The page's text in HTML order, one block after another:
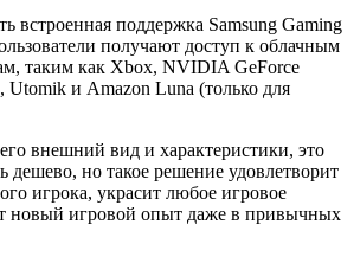
встроенная поддержка Samsung Gaming
получают доступ к облачным
таким как Xbox, NVIDIA GeForce
Utomik и Amazon Luna (только для
внешний вид и характеристики, это
дешево, но такое решение удовлетворит
игрока, украсит любое игровое
новый игровой опыт даже в привычных